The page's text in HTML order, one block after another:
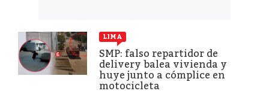
LIMA
SMP: falso repartidor de
delivery balea vivienda y
huye junto a cómplice en
motocicleta